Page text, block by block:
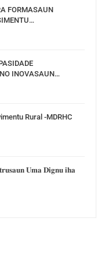
FORMASAUN
INOVASAUN…
Rural -MDRHC
𝐔𝐦𝐚 𝐃𝐢𝐠𝐧𝐮 𝐢𝐡𝐚